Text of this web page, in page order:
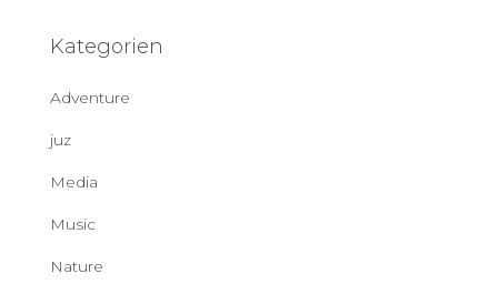
Kategorien
Adventure
juz
Media
Music
Nature